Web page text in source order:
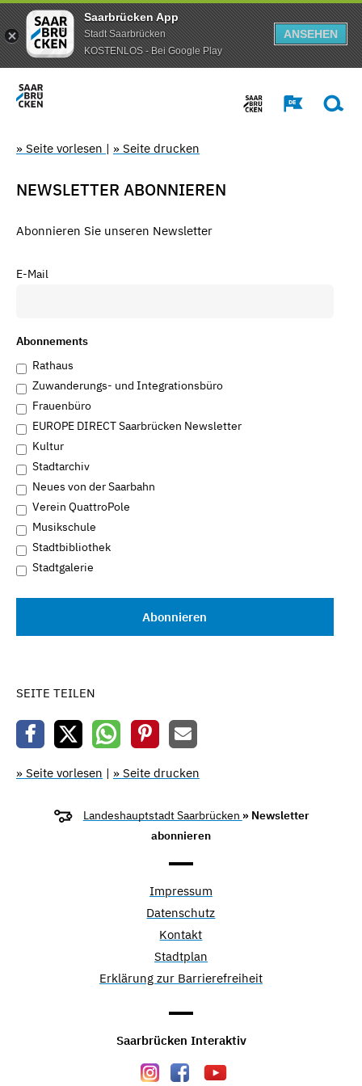
Saarbrücken App
Stadt Saarbrücken
KOSTENLOS - Bei Google Play
ANSEHEN
» Seite vorlesen | » Seite drucken
NEWSLETTER ABONNIEREN
Abonnieren Sie unseren Newsletter
E-Mail
Abonnements
Rathaus
Zuwanderungs- und Integrationsbüro
Frauenbüro
EUROPE DIRECT Saarbrücken Newsletter
Kultur
Stadtarchiv
Neues von der Saarbahn
Verein QuattroPole
Musikschule
Stadtbibliothek
Stadtgalerie
SEITE TEILEN
» Seite vorlesen | » Seite drucken
Landeshauptstadt Saarbrücken » Newsletter
abonnieren
Impressum
Datenschutz
Kontakt
Stadtplan
Erklärung zur Barrierefreiheit
Saarbrücken Interaktiv